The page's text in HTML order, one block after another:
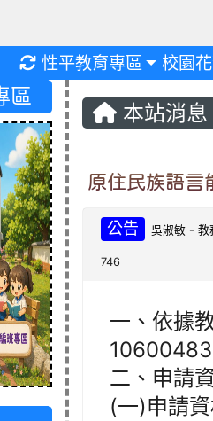
重新取得佈景設定
性平教育專區 校園
本站消息
原住民族語言
公告 吳淑敏 -教
746
一、依據
二、申請
(一)申請資
區